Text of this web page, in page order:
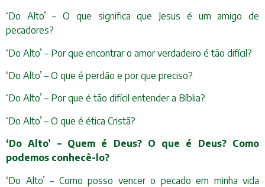
‘Do Alto’ – O que significa que Jesus é um amigo de
pecadores?
‘Do Alto’ – Por que encontrar o amor verdadeiro é tão difícil?
‘Do Alto’ – O que é perdão e por que preciso?
‘Do Alto’ – Por que é tão difícil entender a Bíblia?
‘Do Alto’ – O que é ética Cristã?
‘Do Alto’ – Quem é Deus? O que é Deus? Como
podemos conhecê-lo?
‘Do Alto’ – Como posso vencer o pecado em minha vida